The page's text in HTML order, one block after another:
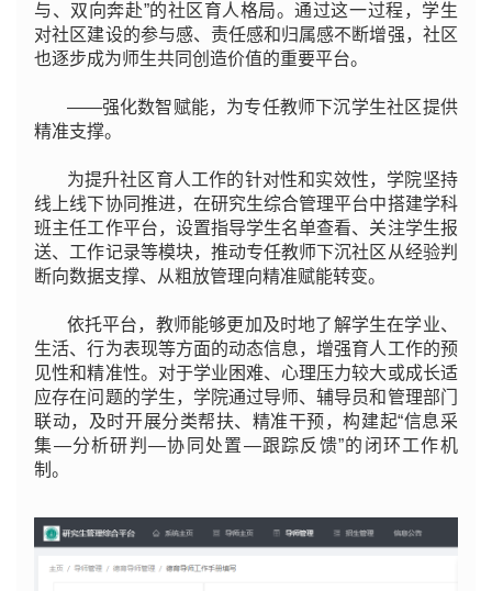
与、双向奔赴”的社区育人格局。通过这一过程，学生
对社区建设的参与感、责任感和归属感不断增强，社区
也逐步成为师生共同创造价值的重要平台。
——强化数智赋能，为专任教师下沉学生社区提供
精准支撑。
为提升社区育人工作的针对性和实效性，学院坚持
线上线下协同推进，在研究生综合管理平台中搭建学科
班主任工作平台，设置指导学生名单查看、关注学生报
送、工作记录等模块，推动专任教师下沉社区从经验判
断向数据支撑、从粗放管理向精准赋能转变。
依托平台，教师能够更加及时地了解学生在学业、
生活、行为表现等方面的动态信息，增强育人工作的预
见性和精准性。对于学业困难、心理压力较大或成长适
应存在问题的学生，学院通过导师、辅导员和管理部门
联动，及时开展分类帮扶、精准干预，构建起“信息采
集—分析研判—协同处置—跟踪反馈”的闭环工作机
制。